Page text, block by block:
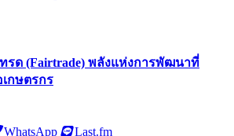
รด (Fairtrade) พลังแห่งการพัฒนาที่
เกษตรกร
WhatsApp Last.fm